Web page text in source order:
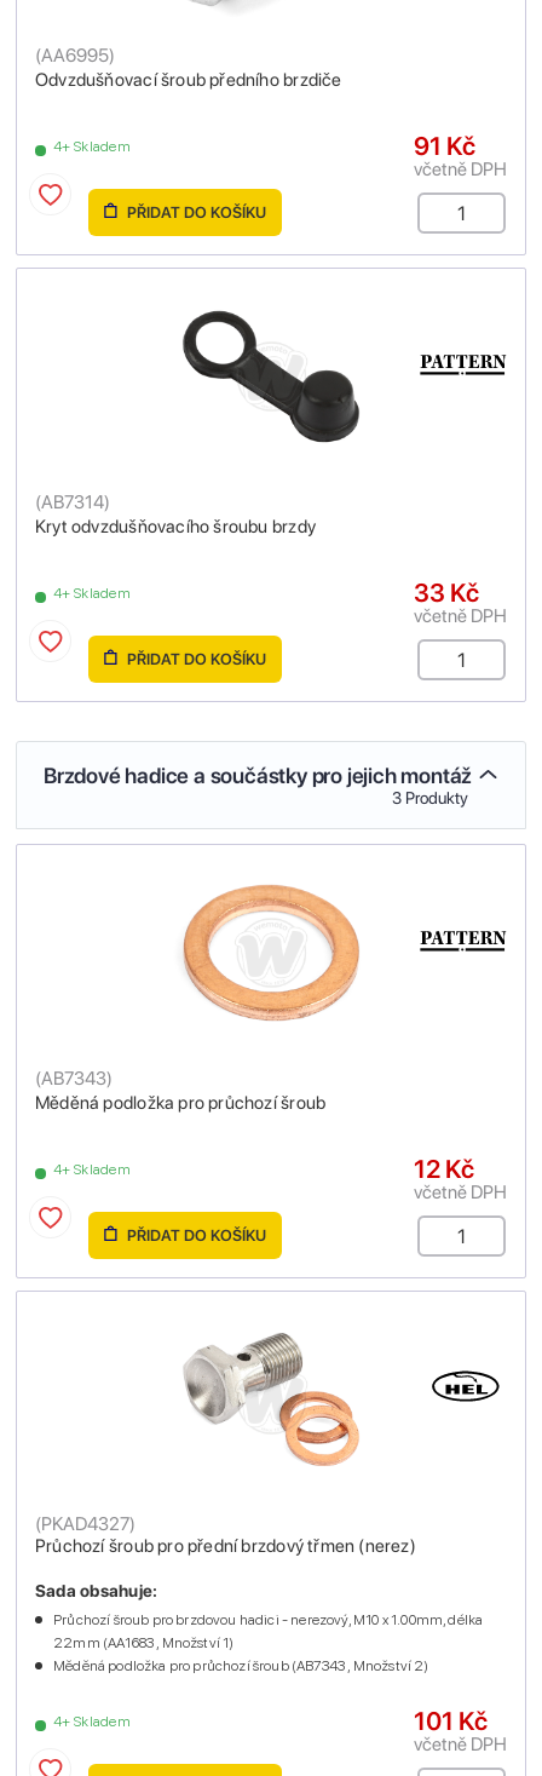
Odvzdušňovací šroub předního brzdiče
(AA6995)
4+ Skladem 91 Kč
včetně DPH
PŘIDAT DO KOŠÍKU
Kryt odvzdušňovacího šroubu brzdy
(AB7314)
4+ Skladem 33 Kč
včetně DPH
PŘIDAT DO KOŠÍKU
Brzdové hadice a součástky pro jejich montáž
3 Produkty
Měděná podložka pro průchozí šroub
(AB7343)
4+ Skladem 12 Kč
včetně DPH
PŘIDAT DO KOŠÍKU
Průchozí šroub pro přední brzdový třmen (nerez)
(PKAD4327)
4+ Skladem
Sada obsahuje:
Průchozí šroub pro brzdovou hadici - nerezový, M10 x 1.00mm, délka
22mm (AA1683 , Množství 1)
Měděná podložka pro průchozí šroub (AB7343 , Množství 2)
101 Kč
včetně DPH